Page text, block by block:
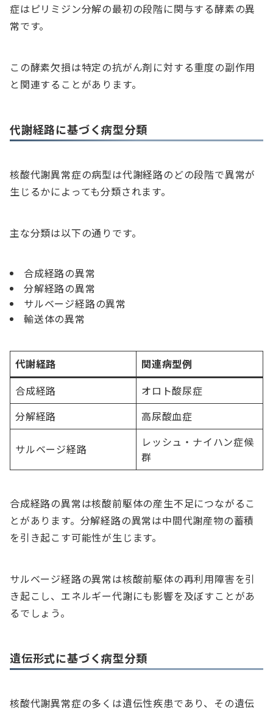
症はピリミジン分解の最初の段階に関与する酵素の異
常です。
この酵素欠損は特定の抗がん剤に対する重度の副作用
と関連することがあります。
代謝経路に基づく病型分類
核酸代謝異常症の病型は代謝経路のどの段階で異常が
生じるかによっても分類されます。
主な分類は以下の通りです。
合成経路の異常
分解経路の異常
サルベージ経路の異常
輸送体の異常
代謝経路
関連病型例
合成経路
オロト酸尿症
分解経路
高尿酸血症
サルベージ経路
レッシュ・ナイハン症候
群
合成経路の異常は核酸前駆体の産生不足につながるこ
とがあります。分解経路の異常は中間代謝産物の蓄積
を引き起こす可能性が生じます。
サルベージ経路の異常は核酸前駆体の再利用障害を引
き起こし、エネルギー代謝にも影響を及ぼすことがあ
るでしょう。
遺伝形式に基づく病型分類
核酸代謝異常症の多くは遺伝性疾患であり、その遺伝